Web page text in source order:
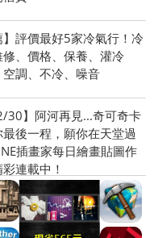
】評價最好5家冷氣行！冷
、價格、保養、灌冷
調、不冷、噪音
30】阿河再見...奇可奇卡
後一程，願你在天堂過
插畫家每日繪畫貼圖作
連載中！